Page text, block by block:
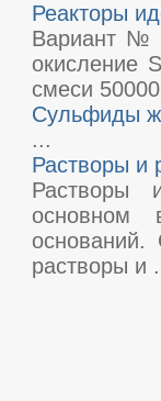
Реакторы
Вариант №
окисление
смеси
Сульфиды
...
Растворы и
Растворы
основном
растворы и